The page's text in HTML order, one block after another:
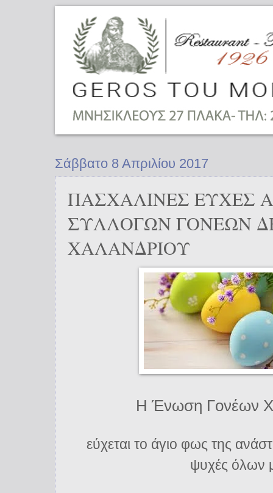
Σάββατο 8 Απριλίου 2017
ΠΑΣΧΑΛΙΝΕΣ ΕΥΧΕΣ
ΣΥΛΛΟΓΩΝ ΓΟΝΕΩΝ
ΧΑΛΑΝΔΡΙΟΥ
Η Ένωση Γονέων
εύχεται το άγιο φως της
ψυχές όλων